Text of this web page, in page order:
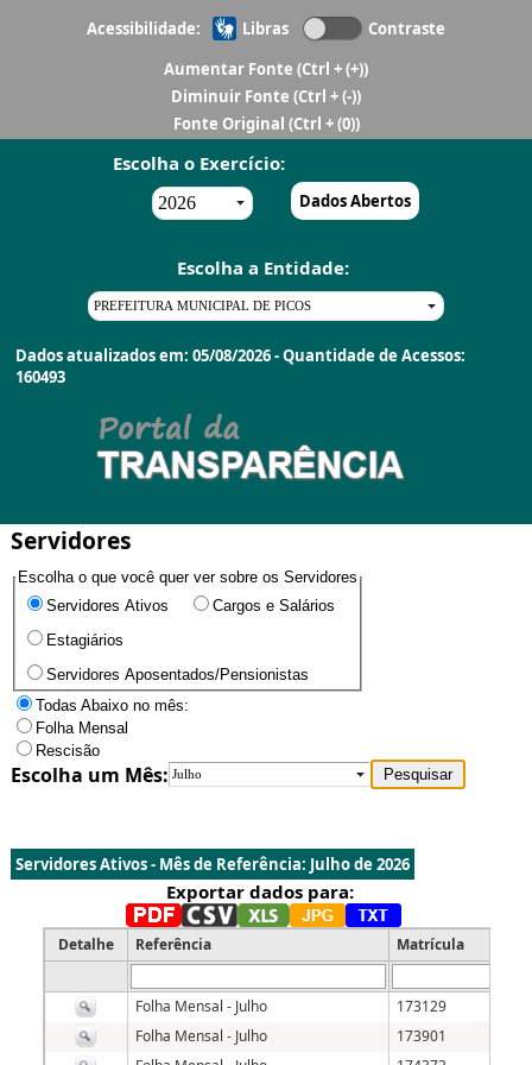
Acessibilidade: Libras
Contraste
Aumentar Fonte (Ctrl + (+))
Diminuir Fonte (Ctrl + (-))
Fonte Original (Ctrl + (0))
Escolha o Exercício:
Dados Abertos
Escolha a Entidade:
Dados atualizados em: 05/08/2026 - Quantidade de Acessos:
160493